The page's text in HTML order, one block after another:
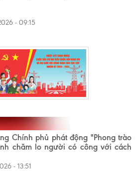
- 09:15
Chính phủ phát động "Phong trào
chăm lo người có công với cách
- 13:51